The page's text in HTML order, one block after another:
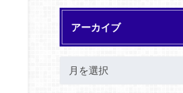
アーカイブ